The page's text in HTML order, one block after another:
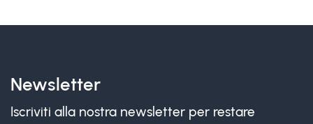
Newsletter
Iscriviti alla nostra newsletter per restare